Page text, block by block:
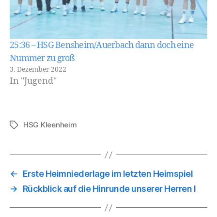
25:36 – HSG Bensheim/Auerbach dann doch eine
Nummer zu groß
3. Dezember 2022
In "Jugend"
Schlagwörter
HSG Kleenheim
←
Erste Heimniederlage im letzten Heimspiel
→
Rückblick auf die Hinrunde unserer Herren I